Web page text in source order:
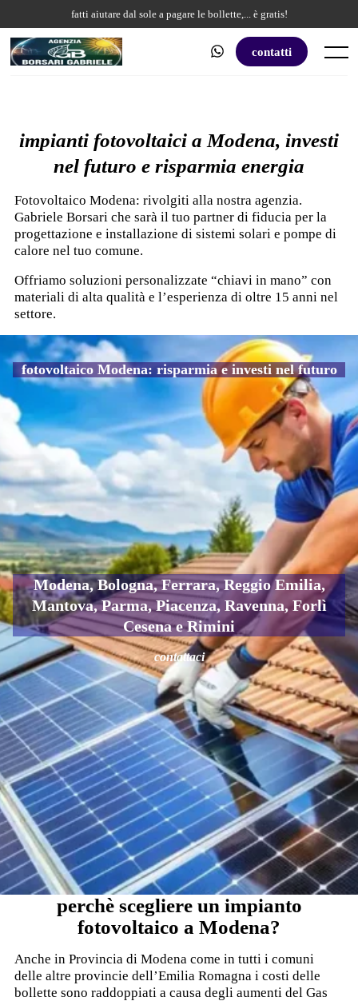
content
fatti aiutare dal sole a pagare le bollette,... è gratis!
Menu
contatti
impianti fotovoltaici a Modena, investi
nel futuro e risparmia energia
Fotovoltaico Modena: rivolgiti alla nostra agenzia.
Gabriele Borsari che sarà il tuo partner di fiducia per la
progettazione e installazione di sistemi solari e pompe di
calore nel tuo comune.
Offriamo soluzioni personalizzate “chiavi in mano” con
materiali di alta qualità e l’esperienza di oltre 15 anni nel
settore.
fotovoltaico Modena: risparmia e investi nel futuro
Modena, Bologna, Ferrara, Reggio Emilia,
Mantova, Parma, Piacenza, Ravenna, Forlì
Cesena e Rimini
contattaci
perchè scegliere un impianto
fotovoltaico a Modena?
Anche in Provincia di Modena come in tutti i comuni
delle altre provincie dell’Emilia Romagna i costi delle
bollette sono raddoppiati a causa degli aumenti del Gas